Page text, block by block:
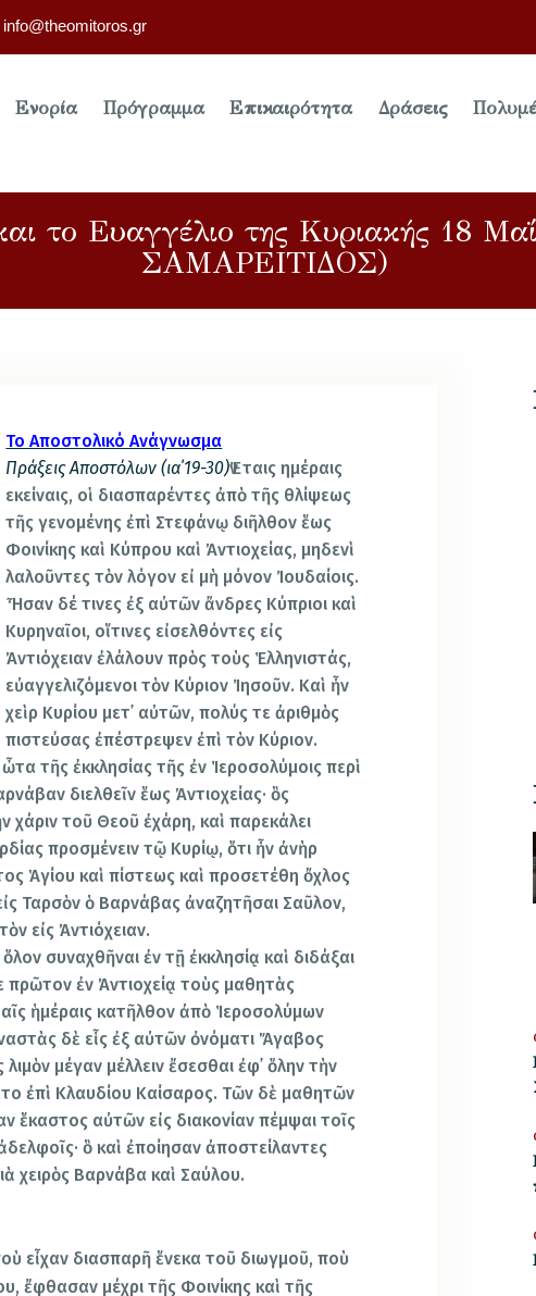
info@theomitoros.gr
Ενορία Πρόγραμμα Επικαιρότητα Δράσεις
το Ευαγγέλιο της Κυριακής 18
ΣΑΜΑΡΕΙΤΙΔΟΣ)
Το Αποστολικό Ανάγνωσμα
Πράξεις Αποστόλων (ια΄19-30)Ἐν ταις ημέραις
εκείναις, οἱ διασπαρέντες ἀπὸ τῆς θλίψεως
τῆς γενομένης ἐπὶ Στεφάνῳ διῆλθον ἕως
Φοινίκης καὶ Κύπρου καὶ Ἀντιοχείας, μηδενὶ
λαλοῦντες τὸν λόγον εἰ μὴ μόνον Ἰουδαίοις.
Ἦσαν δέ τινες ἐξ αὐτῶν ἄνδρες Κύπριοι καὶ
Κυρηναῖοι, οἵτινες εἰσελθόντες εἰς
Ἀντιόχειαν ἐλάλουν πρὸς τοὺς Ἑλληνιστάς,
εὐαγγελιζόμενοι τὸν Κύριον Ἰησοῦν. Καὶ ἦν
χεὶρ Κυρίου μετ᾿ αὐτῶν, πολύς τε ἀριθμὸς
πιστεύσας ἐπέστρεψεν ἐπὶ τὸν Κύριον.
τῆς ἐκκλησίας τῆς ἐν Ἱεροσολύμοις περὶ
διελθεῖν ἕως Ἀντιοχείας· ὃς
χάριν τοῦ Θεοῦ ἐχάρη,καὶ παρεκάλει
προσμένειν τῷ Κυρίῳ, ὅτι ἦν ἀνὴρ
Ἁγίου καὶ πίστεως καὶ προσετέθη ὄχλος
Ταρσὸν ὁ Βαρνάβας ἀναζητῆσαι Σαῦλον,
εἰς Ἀντιόχειαν.
συναχθῆναι ἐν τῇ ἐκκλησίᾳ καὶ διδάξαι
πρῶτον ἐν Ἀντιοχείᾳ τοὺς μαθητὰς
ἡμέραις κατῆλθον ἀπὸ Ἱεροσολύμων
δὲ εἷς ἐξ αὐτῶν ὀνόματι Ἄγαβος
μέγαν μέλλειν ἔσεσθαι ἐφ᾿ ὅλην τὴν
ἐπὶ Κλαυδίου Καίσαρος. Τῶν δὲ μαθητῶν
ἕκαστος αὐτῶν εἰς διακονίαν πέμψαι τοῖς
ὃ καὶ ἐποίησαν ἀποστείλαντες
χειρὸς Βαρνάβα καὶ Σαύλου.
ποὺ εἶχαν διασπαρῆ ἕνεκα τοῦ διωγμοῦ, ποὺ
ἔφθασαν μέχρι τῆς Φοινίκης καὶ τῆς